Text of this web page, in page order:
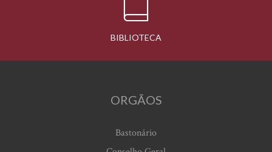
BIBLIOTECA
ORGÃOS
Bastonário